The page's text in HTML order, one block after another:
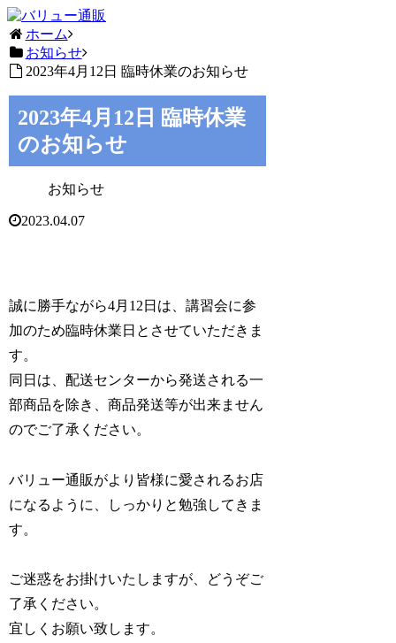
ホーム
お知らせ
2023年4月12日 臨時休業のお知らせ
2023年4月12日 臨時休業
のお知らせ
お知らせ
2023.04.07
誠に勝手ながら4月12日は、講習会に参
加のため臨時休業日とさせていただきま
す。
同日は、配送センターから発送される一
部商品を除き、商品発送等が出来ません
のでご了承ください。
バリュー通販がより皆様に愛されるお店
になるように、しっかりと勉強してきま
す。
ご迷惑をお掛けいたしますが、どうぞご
了承ください。
宜しくお願い致します。